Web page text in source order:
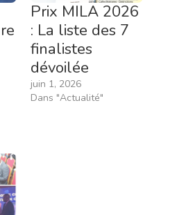
Prix MILA 2026
: La liste des 7
finalistes
dévoilée
juin 1, 2026
Dans "Actualité"